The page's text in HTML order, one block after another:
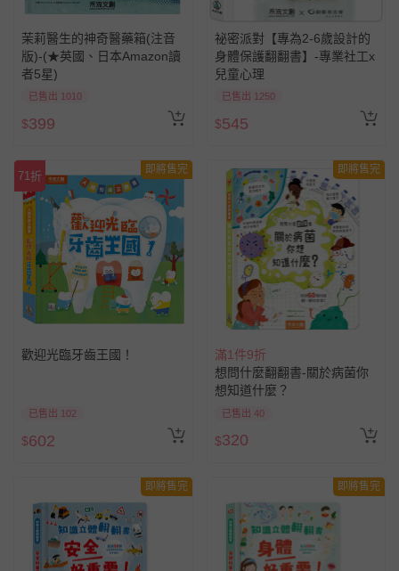
茉莉醫生的神奇醫藥箱(注音
版)-(★英國、日本Amazon讀
者5星)
已售出 1010
$399
祕密派對【專為2-6歲設計的
身體保護翻翻書】-專業社工x
兒童心理
已售出 1250
$545
71折 即將售完
歡迎光臨牙齒王國！
已售出 102
$602
即將售完
滿1件9折
想問什麼翻翻書-關於病菌你
想知道什麼？
已售出 40
$320
即將售完 即將售完